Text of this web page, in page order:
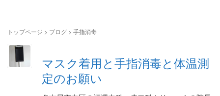
トップページ > ブログ > 手指消毒
マスク着用と手指消毒と体温測
定のお願い